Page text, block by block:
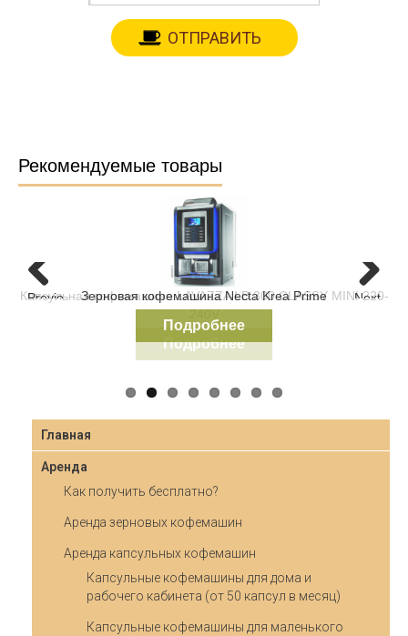
Рекомендуемые товары
Зерновая кофемашина Necta Krea Prime
Подробнее
Previous Next
Главная
Аренда
Как получить бесплатно?
Аренда зерновых кофемашин
Аренда капсульных кофемашин
Капсульные кофемашины для дома и
рабочего кабинета (от 50 капсул в месяц)
Капсульные кофемашины для маленького